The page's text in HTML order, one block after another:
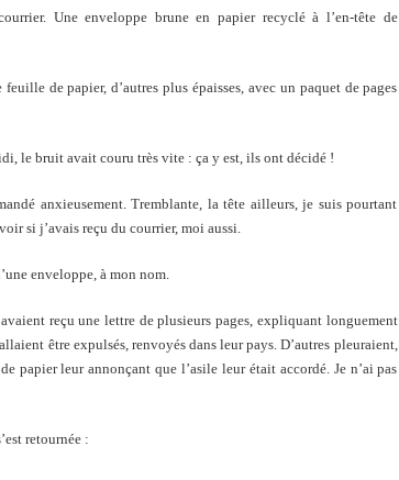
Une enveloppe brune en papier recyclé à l’en-tête de
de papier, d’autres plus épaisses, avec un paquet de pages
le bruit avait couru très vite : ça y est, ils ont décidé !
anxieusement. Tremblante, la tête ailleurs, je suis pourtant
si j’avais reçu du courrier, moi aussi.
enveloppe, à mon nom.
reçu une lettre de plusieurs pages, expliquant longuement
être expulsés, renvoyés dans leur pays. D’autres pleuraient,
papier leur annonçant que l’asile leur était accordé. Je n’ai pas
retournée :